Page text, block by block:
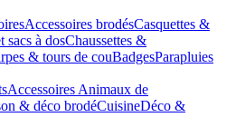
Accessoires brodésCasquettes &
sacs à dosChaussettes &
& tours de couBadgesParapluies
Accessoires Animaux de
& déco brodéCuisineDéco &